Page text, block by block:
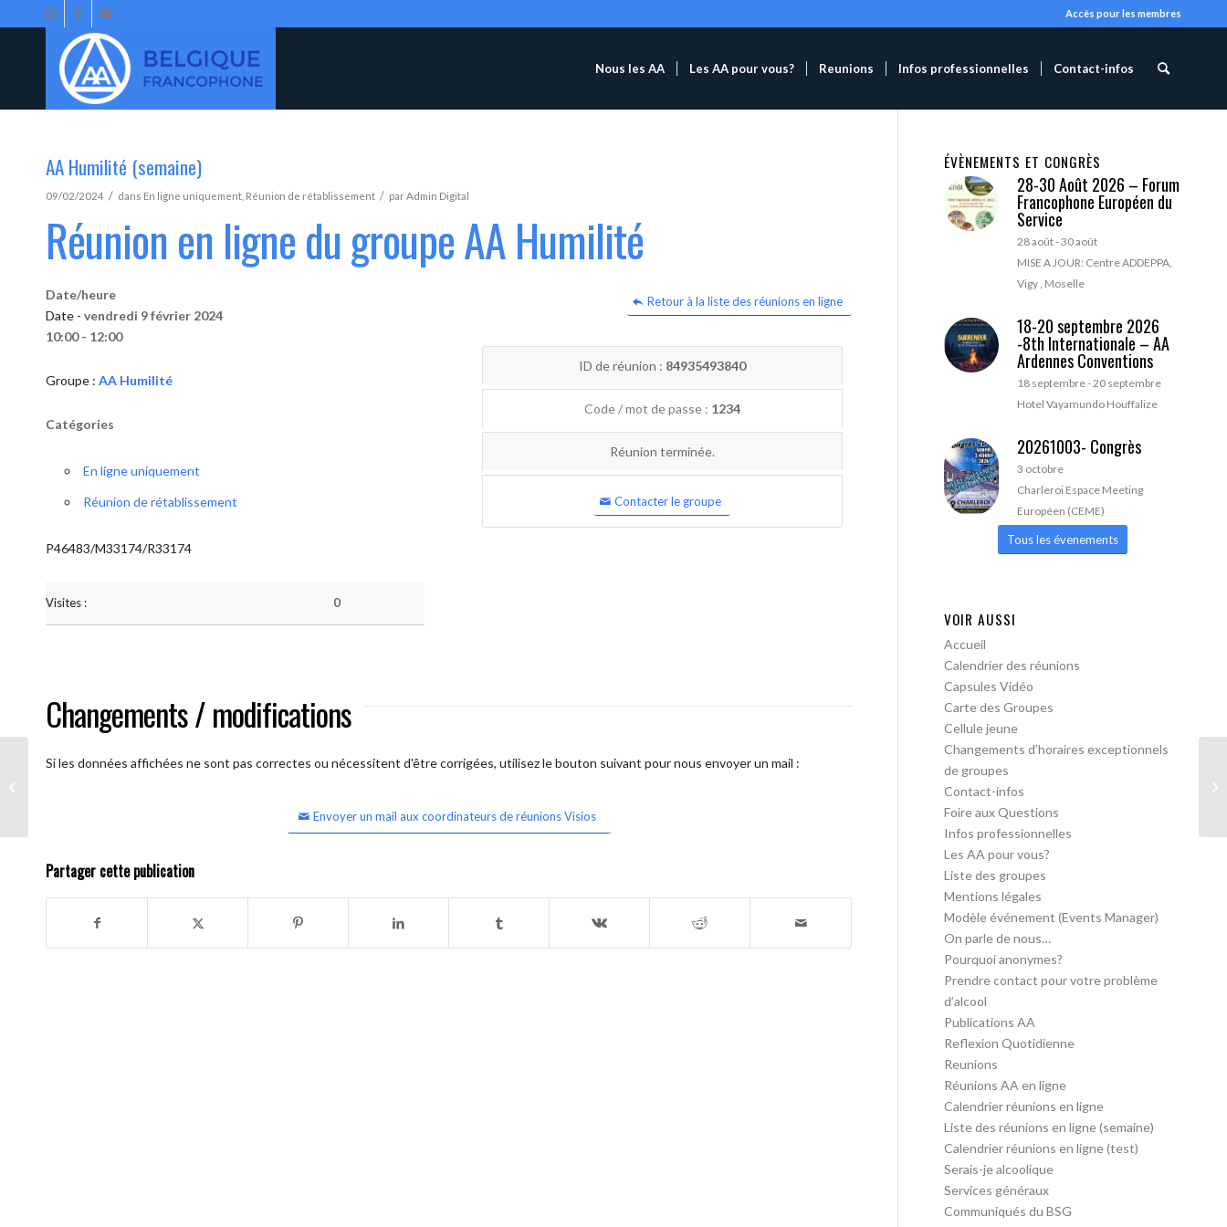
Accès pour les membres
Nous les AA Les AA pour vous? Reunions Infos professionnelles Contact-infos
AA Humilité (semaine)
09/02/2024 / dans En ligne uniquement Réunion de rétablissement / parAdmin Digital
Réunion en ligne du groupe AA Humilité
Retour à la liste des réunions en ligne
Date/heure
Date - vendredi 9 février 2024
10:00 - 12:00
Groupe : AA Humilité
Catégories
En ligne uniquement
Réunion de rétablissement
P46483/M33174/R33174
Visites : 0
ID de réunion : 84935493840
Code / mot de passe : 1234
Réunion terminée.
Contacter le groupe
Changements / modifications
Si les données affichées ne sont pas correctes ou nécessitent d'être corrigées, utilisez le bouton suivant pour nous envoyer un mail :
Envoyer un mail aux coordinateurs de réunions Visios
Partager cette publication
ÉVÈNEMENTS ET CONGRÈS
28-30 Août 2026 – Forum
Francophone Européen du
Service
28 août-30 août
MISE A JOUR: Centre ADDEPPA,
Vigy , Moselle
18-20 septembre 2026
-8th Internationale – AA
Ardennes Conventions
18 septembre-20 septembre
Hotel Vayamundo Houffalize
20261003- Congrès
3 octobre
Charleroi Espace Meeting
Européen (CEME)
Tous les évenements
VOIR AUSSI
Accueil
Calendrier des réunions
Capsules Vidéo
Carte des Groupes
Cellule jeune
Changements d’horaires exceptionnels
de groupes
Contact-infos
Foire aux Questions
Infos professionnelles
Les AA pour vous?
Liste des groupes
Mentions légales
Modèle événement (Events Manager)
On parle de nous…
Pourquoi anonymes?
Prendre contact pour votre problème
d’alcool
Publications AA
Reflexion Quotidienne
Reunions
Réunions AA en ligne
Calendrier réunions en ligne
Liste des réunions en ligne (semaine)
Calendrier réunions en ligne (test)
Serais-je alcoolique
Services généraux
Communiqués du BSG